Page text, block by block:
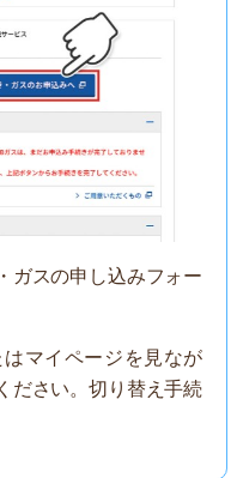
ガスの申し込みフォー
マイページを見なが
ださい。切り替え手続